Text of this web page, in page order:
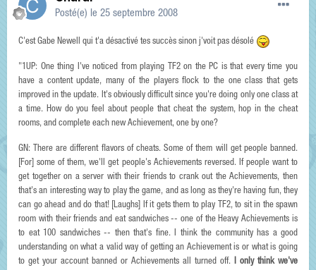
Posté(e) le 25 septembre 2008
C'est Gabe Newell qui t'a désactivé tes succès sinon j'voit pas désolé
"1UP: One thing I've noticed from playing TF2 on the PC is that every time you
have a content update, many of the players flock to the one class that gets
improved in the update. It's obviously difficult since you're doing only one class at
a time. How do you feel about people that cheat the system, hop in the cheat
rooms, and complete each new Achievement, one by one?
GN: There are different flavors of cheats. Some of them will get people banned.
[For] some of them, we'll get people's Achievements reversed. If people want to
get together on a server with their friends to crank out the Achievements, then
that's an interesting way to play the game, and as long as they're having fun, they
can go ahead and do that! [Laughs] If it gets them to play TF2, to sit in the spawn
room with their friends and eat sandwiches -- one of the Heavy Achievements is
to eat 100 sandwiches -- then that's fine. I think the community has a good
understanding on what a valid way of getting an Achievement is or what is going
to get your account banned or Achievements all turned off. I only think we've